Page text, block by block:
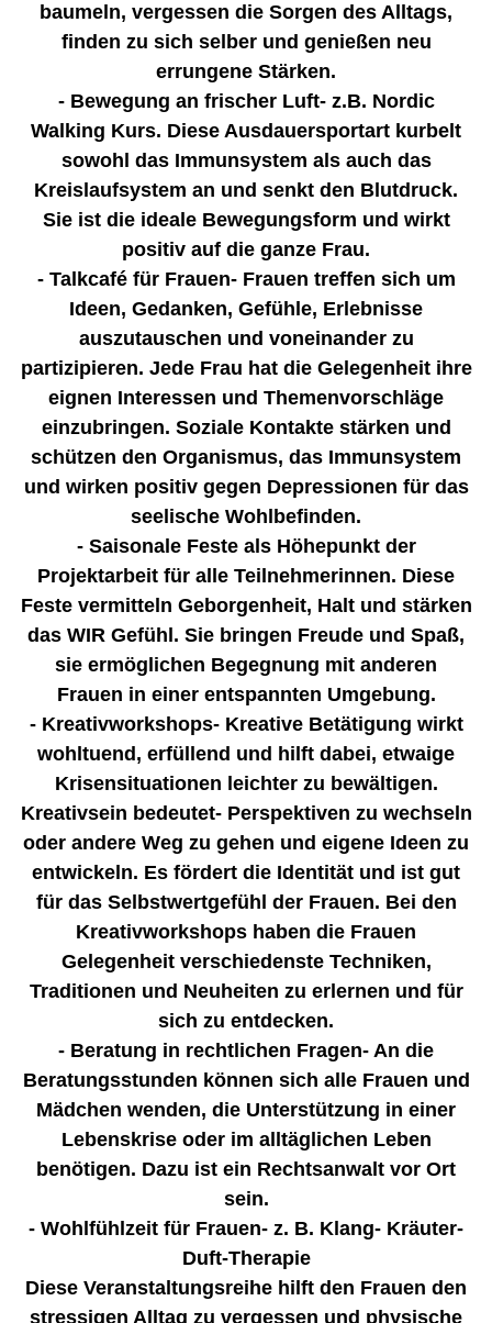
baumeln, vergessen die Sorgen des Alltags,
finden zu sich selber und genießen neu
errungene Stärken.
- Bewegung an frischer Luft- z.B. Nordic
Walking Kurs. Diese Ausdauersportart kurbelt
sowohl das Immunsystem als auch das
Kreislaufsystem an und senkt den Blutdruck.
Sie ist die ideale Bewegungsform und wirkt
positiv auf die ganze Frau.
- Talkcafé für Frauen- Frauen treffen sich um
Ideen, Gedanken, Gefühle, Erlebnisse
auszutauschen und voneinander zu
partizipieren. Jede Frau hat die Gelegenheit ihre
eignen Interessen und Themenvorschläge
einzubringen. Soziale Kontakte stärken und
schützen den Organismus, das Immunsystem
und wirken positiv gegen Depressionen für das
seelische Wohlbefinden.
- Saisonale Feste als Höhepunkt der
Projektarbeit für alle Teilnehmerinnen. Diese
Feste vermitteln Geborgenheit, Halt und stärken
das WIR Gefühl. Sie bringen Freude und Spaß,
sie ermöglichen Begegnung mit anderen
Frauen in einer entspannten Umgebung.
- Kreativworkshops- Kreative Betätigung wirkt
wohltuend, erfüllend und hilft dabei, etwaige
Krisensituationen leichter zu bewältigen.
Kreativsein bedeutet- Perspektiven zu wechseln
oder andere Weg zu gehen und eigene Ideen zu
entwickeln. Es fördert die Identität und ist gut
für das Selbstwertgefühl der Frauen. Bei den
Kreativworkshops haben die Frauen
Gelegenheit verschiedenste Techniken,
Traditionen und Neuheiten zu erlernen und für
sich zu entdecken.
- Beratung in rechtlichen Fragen- An die
Beratungsstunden können sich alle Frauen und
Mädchen wenden, die Unterstützung in einer
Lebenskrise oder im alltäglichen Leben
benötigen. Dazu ist ein Rechtsanwalt vor Ort
sein.
- Wohlfühlzeit für Frauen- z. B. Klang- Kräuter-
Duft-Therapie
Diese Veranstaltungsreihe hilft den Frauen den
stressigen Alltag zu vergessen und physische